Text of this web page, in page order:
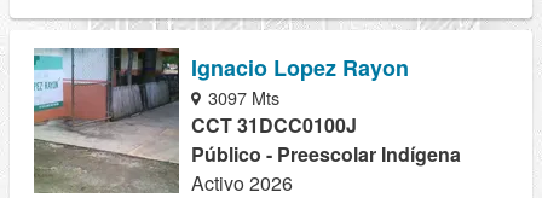
Ignacio Lopez Rayon
3097 Mts
CCT 31DCC0100J
Público - Preescolar Indígena
Activo 2026